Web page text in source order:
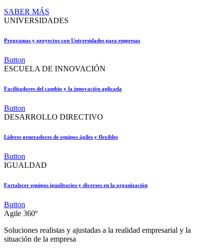
SABER MÁS
UNIVERSIDADES
Programas y proyectos con Universidades para empresas
Button
ESCUELA DE INNOVACIÓN
Facilitadores del cambio y la innovación aplicada
Button
DESARROLLO DIRECTIVO
Líderes generadores de equipos ágiles y flexibles
Button
IGUALDAD
Fortalecer equipos igualitarios y diversos en la organización
Button
Agile 360º
Soluciones realistas y ajustadas a la realidad empresarial y la
situación de la empresa